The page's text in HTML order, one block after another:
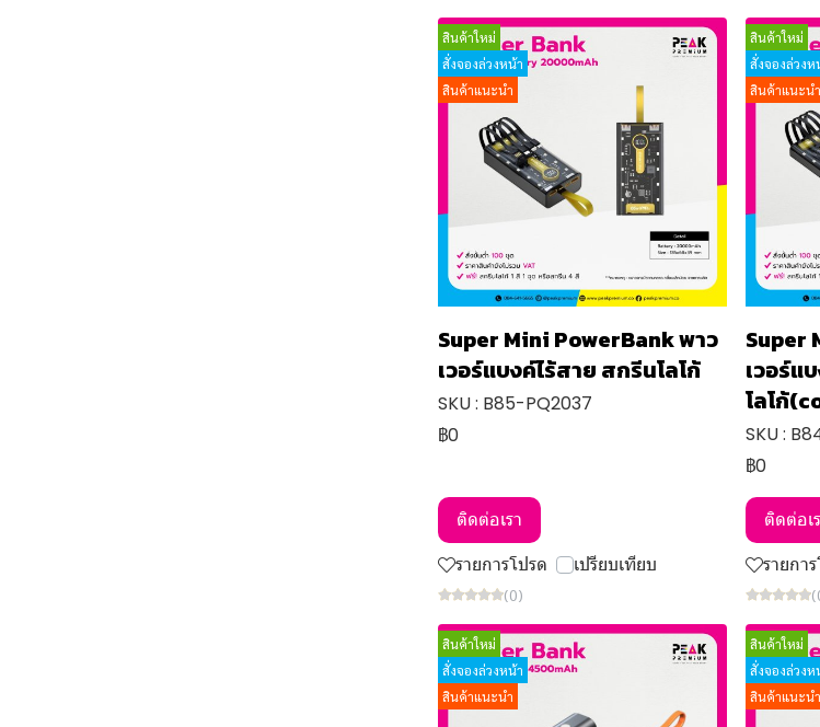
สินค้าใหม่
สั่งจองล่วงหน้า
สินค้าแนะนำ
Super Mini PowerBank พาว
เวอร์แบงค์ไร้สาย สกรีนโลโก้
SKU : B85-PQ2037
฿0
ติดต่อเรา
รายการโปรด
เปรียบเทียบ
(0)
สินค้าใหม่
สั่งจองล่วงห
สินค้าแนะนำ
Super
เวอร์แ
โลโก้
SKU :
฿0
ติดต่อเ
รายกา
สินค้าใหม่
สั่งจองล่วงหน้า
สินค้าแนะนำ
สินค้าใหม่
สั่งจองล่วงห
สินค้าแนะนำ